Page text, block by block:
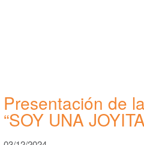
Presentación de
“SOY UNA